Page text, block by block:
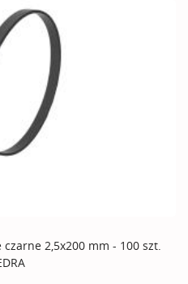
2,5x200 mm - 100 szt.